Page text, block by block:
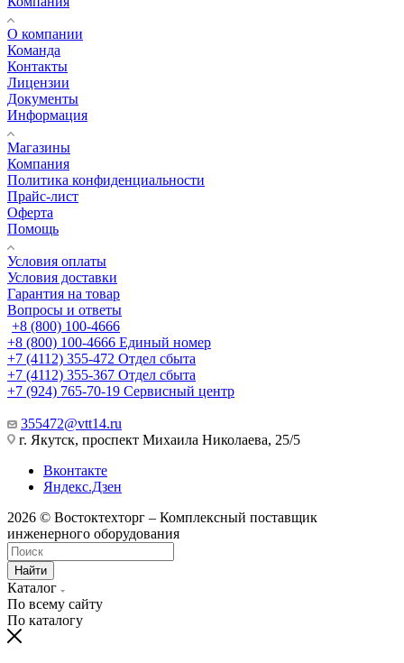
О компании
Команда
Контакты
Лицензии
Документы
Информация
Магазины
Компания
Политика конфиденциальности
Прайс-лист
Оферта
Помощь
Условия оплаты
Условия доставки
Гарантия на товар
Вопросы и ответы
+8 (800) 100-4666
+8 (800) 100-4666 Единый номер
+7 (4112) 355-472 Отдел сбыта
+7 (4112) 355-367 Отдел сбыта
+7 (924) 765-70-19 Сервисный центр
355472@vtt14.ru
г. Якутск, проспект Михаила Николаева, 25/5
Вконтакте
Яндекс.Дзен
2026 © Востоктехторг – Комплексный поставщик
инженерного оборудования
Найти
Каталог
По всему сайту
По каталогу